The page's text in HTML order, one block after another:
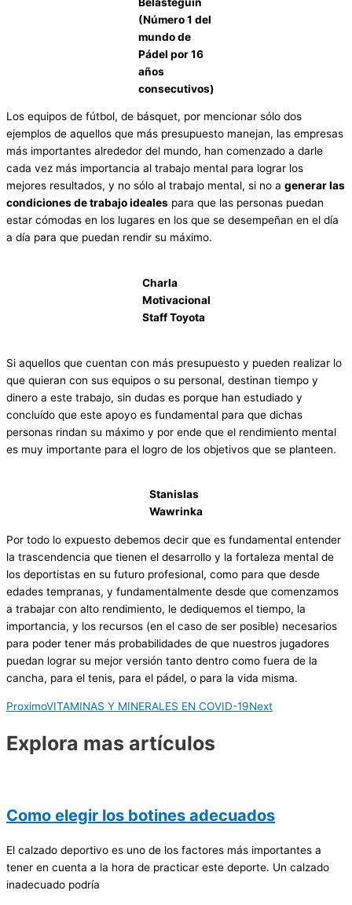
(Número 1 del
mundo de
Pádel por 16
años
consecutivos)
Los equipos de fútbol, de básquet, por mencionar sólo dos
ejemplos de aquellos que más presupuesto manejan, las empresas
más importantes alrededor del mundo, han comenzado a darle
cada vez más importancia al trabajo mental para lograr los
mejores resultados, y no sólo al trabajo mental, si no a generar las
condiciones de trabajo ideales para que las personas puedan
estar cómodas en los lugares en los que se desempeñan en el día
a día para que puedan rendir su máximo.
Charla
Motivacional
Staff Toyota
Si aquellos que cuentan con más presupuesto y pueden realizar lo
que quieran con sus equipos o su personal, destinan tiempo y
dinero a este trabajo, sin dudas es porque han estudiado y
concluído que este apoyo es fundamental para que dichas
personas rindan su máximo y por ende que el rendimiento mental
es muy importante para el logro de los objetivos que se planteen.
Stanislas
Wawrinka
Por todo lo expuesto debemos decir que es fundamental entender
la trascendencia que tienen el desarrollo y la fortaleza mental de
los deportistas en su futuro profesional, como para que desde
edades tempranas, y fundamentalmente desde que comenzamos
a trabajar con alto rendimiento, le dediquemos el tiempo, la
importancia, y los recursos (en el caso de ser posible) necesarios
para poder tener más probabilidades de que nuestros jugadores
puedan lograr su mejor versión tanto dentro como fuera de la
cancha, para el tenis, para el pádel, o para la vida misma.
ProximoVITAMINAS Y MINERALES EN COVID-19Next
Explora mas artículos
Como elegir los botines adecuados
El calzado deportivo es uno de los factores más importantes a
tener en cuenta a la hora de practicar este deporte. Un calzado
inadecuado podría